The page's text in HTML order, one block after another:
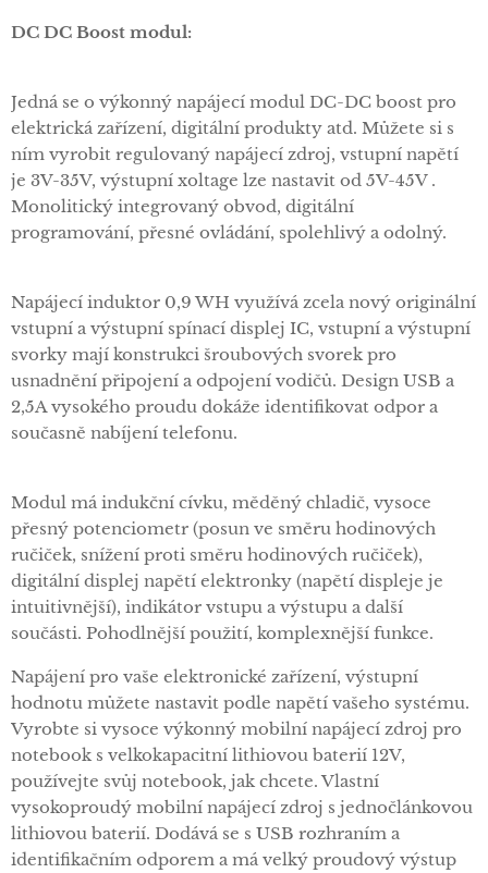
DC DC Boost modul:
Jedná se o výkonný napájecí modul DC-DC boost pro
elektrická zařízení, digitální produkty atd. Můžete si s
ním vyrobit regulovaný napájecí zdroj, vstupní napětí
je 3V-35V, výstupní xoltage lze nastavit od 5V-45V .
Monolitický integrovaný obvod, digitální
programování, přesné ovládání, spolehlivý a odolný.
Napájecí induktor 0,9 WH využívá zcela nový originální
vstupní a výstupní spínací displej IC, vstupní a výstupní
svorky mají konstrukci šroubových svorek pro
usnadnění připojení a odpojení vodičů. Design USB a
2,5A vysokého proudu dokáže identifikovat odpor a
současně nabíjení telefonu.
Modul má indukční cívku, měděný chladič, vysoce
přesný potenciometr (posun ve směru hodinových
ručiček, snížení proti směru hodinových ručiček),
digitální displej napětí elektronky (napětí displeje je
intuitivnější), indikátor vstupu a výstupu a další
součásti. Pohodlnější použití, komplexnější funkce.
Napájení pro vaše elektronické zařízení, výstupní
hodnotu můžete nastavit podle napětí vašeho systému.
Vyrobte si vysoce výkonný mobilní napájecí zdroj pro
notebook s velkokapacitní lithiovou baterií 12V,
používejte svůj notebook, jak chcete. Vlastní
vysokoproudý mobilní napájecí zdroj s jednočlánkovou
lithiovou baterií. Dodává se s USB rozhraním a
identifikačním odporem a má velký proudový výstup